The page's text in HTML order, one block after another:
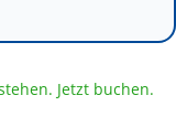
Jetzt buchen.